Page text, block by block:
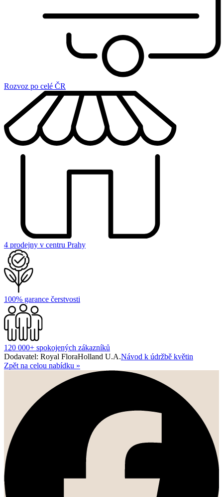
Rozvoz po celé ČR
4 prodejny v centru Prahy
100% garance čerstvosti
120 000+ spokojených zákazníků
Dodavatel: Royal FloraHolland U.A.Návod k údržbě květin
Zpět na celou nabídku »